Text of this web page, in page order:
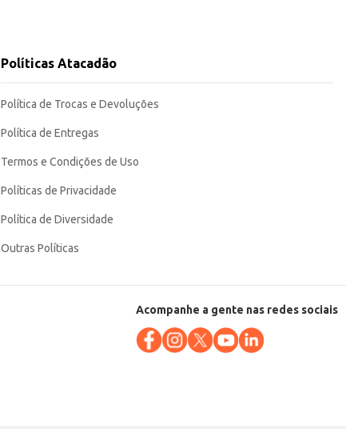
Políticas Atacadão
Política de Trocas e Devoluções
Política de Entregas
Termos e Condições de Uso
Políticas de Privacidade
Política de Diversidade
Outras Políticas
Acompanhe a gente nas redes sociais